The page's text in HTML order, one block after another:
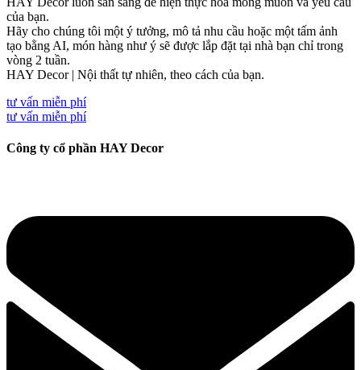
của bạn.
Hãy cho chúng tôi một ý tưởng, mô tả nhu cầu hoặc một tấm ảnh
tạo bằng AI, món hàng như ý sẽ được lắp đặt tại nhà bạn chỉ trong
vòng 2 tuần.
HAY Decor | Nội thất tự nhiên, theo cách của bạn.
tư vấn miễn phí
tư vấn miễn phí
Công ty cổ phần HAY Decor